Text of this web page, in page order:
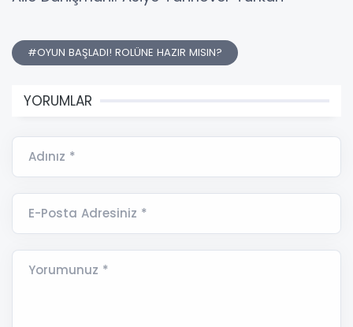
#OYUN BAŞLADI! ROLÜNE HAZIR MISIN?
YORUMLAR
Adınız *
E-Posta Adresiniz *
Yorumunuz *